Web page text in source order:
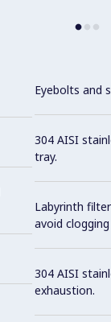
Eyebolts and
304 AISI
tray.
Labyrinth
avoid
304 AISI
exhaustion.